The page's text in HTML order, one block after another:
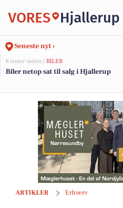
VORES Hjallerup
Seneste nyt ›
8 timer siden | BILER
Biler netop sat til salg i Hjallerup
ARTIKLER Erhverv
Dyst med dyrene til